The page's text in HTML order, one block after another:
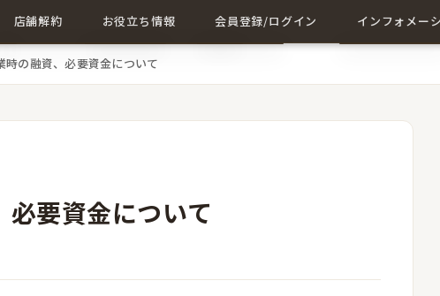
店舗解約
店舗解約について詳しく
お役立ち情報
店舗に関する記事一覧
会員登録/ログイン インフォメー
時の融資、必要資金について
要資金について